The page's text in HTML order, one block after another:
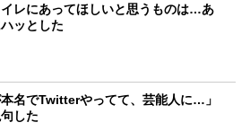
レにあってほしいと思うものは…あ
ッとした
本名でTwitterやってて、芸能人に…」
した